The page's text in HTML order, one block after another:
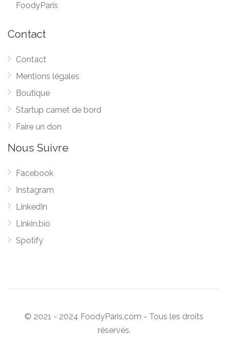
FoodyParis
Contact
Contact
Mentions légales
Boutique
Startup carnet de bord
Faire un don
Nous Suivre
Facebook
Instagram
LinkedIn
Linkin.bio
Spotify
© 2021 - 2024 FoodyParis.com - Tous les droits
réservés.